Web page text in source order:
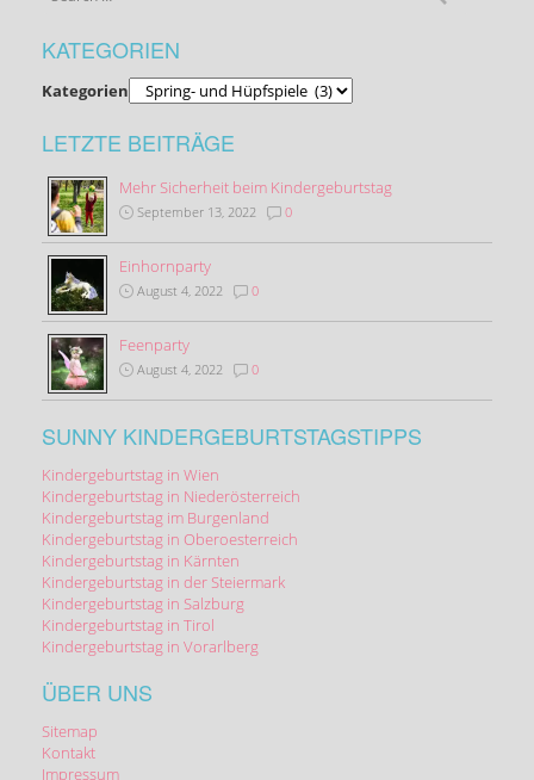
KATEGORIEN
Kategorien
LETZTE BEITRÄGE
Mehr Sicherheit beim Kindergeburtstag
September 13, 2022 0
Einhornparty
August 4, 2022 0
Feenparty
August 4, 2022 0
SUNNY KINDERGEBURTSTAGSTIPPS
Kindergeburtstag in Wien
Kindergeburtstag in Niederösterreich
Kindergeburtstag im Burgenland
Kindergeburtstag in Oberoesterreich
Kindergeburtstag in Kärnten
Kindergeburtstag in der Steiermark
Kindergeburtstag in Salzburg
Kindergeburtstag in Tirol
Kindergeburtstag in Vorarlberg
ÜBER UNS
Sitemap
Kontakt
Impressum